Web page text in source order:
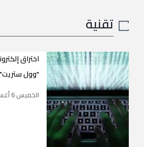
تقنية
اختراق
"وول ستريت"
الخميس 6 أغسطس 2026 07:47:39